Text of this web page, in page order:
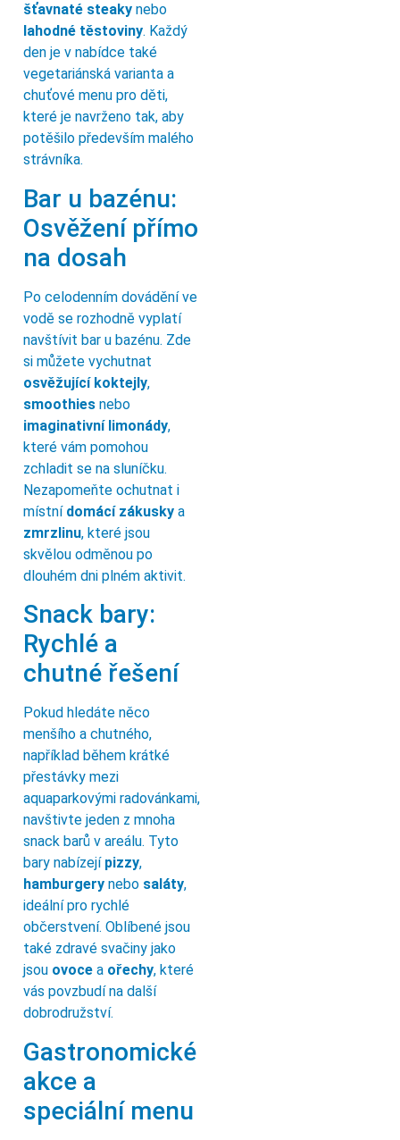
šťavnaté steaky nebo
lahodné těstoviny. Každý
den je v nabídce také
vegetariánská varianta a
chuťové menu pro děti,
které je navrženo tak, aby
potěšilo především malého
strávníka.
Bar u bazénu:
Osvěžení přímo
na dosah
Po celodenním dovádění ve
vodě se rozhodně vyplatí
navštívit bar u bazénu. Zde
si můžete vychutnat
osvěžující koktejly,
smoothies nebo
imaginativní limonády,
které vám pomohou
zchladit se na sluníčku.
Nezapomeňte ochutnat i
místní domácí zákusky a
zmrzlinu, které jsou
skvělou odměnou po
dlouhém dni plném aktivit.
Snack bary:
Rychlé a
chutné řešení
Pokud hledáte něco
menšího a chutného,
například během krátké
přestávky mezi
aquaparkovými radovánkami,
navštivte jeden z mnoha
snack barů v areálu. Tyto
bary nabízejí pizzy,
hamburgery nebo saláty,
ideální pro rychlé
občerstvení. Oblíbené jsou
také zdravé svačiny jako
jsou ovoce a ořechy, které
vás povzbudí na další
dobrodružství.
Gastronomické
akce a
speciální menu